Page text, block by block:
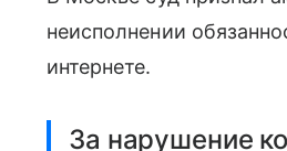
неисполнении
интернете.
За нарушение